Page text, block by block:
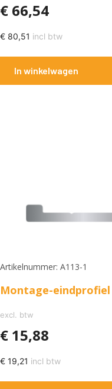
€ 66,54
€ 80,51 incl btw
In winkelwagen
Artikelnummer: A113-1
Montage-eindprofiel
excl. btw
€ 15,88
€ 19,21 incl btw